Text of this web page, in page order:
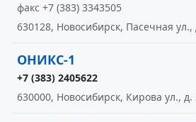
факс +7 (383) 3343505
630128, Новосибирск, Пасечная
ОНИКС-1
+7 (383) 2405622
630000, Новосибирск, Кирова ул., д.